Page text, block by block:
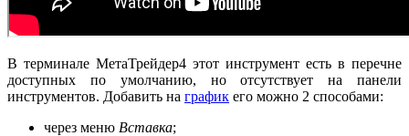
В терминале МетаТрейдер4 этот инструмент есть в перечне
доступных по умолчанию, но отсутствует на панели
инструментов. Добавить на график его можно 2 способами:
через меню Вставка;